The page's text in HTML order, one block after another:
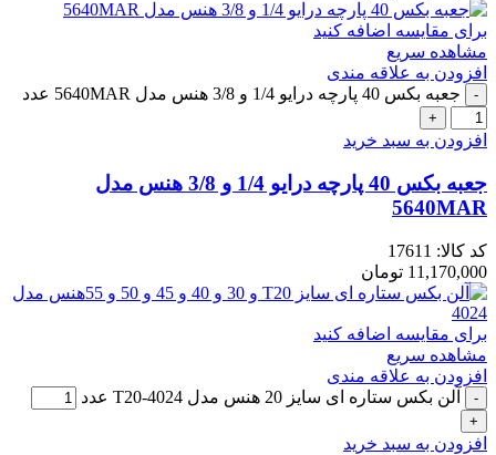
برای مقایسه اضافه کنید
مشاهده سریع
افزودن به علاقه مندی
جعبه بکس 40 پارچه درایو 1/4 و 3/8 هنس مدل 5640MAR عدد
افزودن به سبد خرید
جعبه بکس 40 پارچه درایو 1/4 و 3/8 هنس مدل
5640MAR
کد کالا: 17611
11,170,000 تومان
برای مقایسه اضافه کنید
مشاهده سریع
افزودن به علاقه مندی
آلن بکس ستاره ای سایز 20 هنس مدل 4024-T20 عدد
افزودن به سبد خرید